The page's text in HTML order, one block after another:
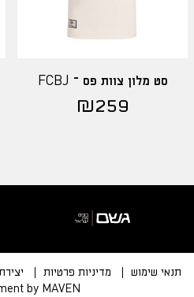
סט מלון צוות פס – FCBJ
₪259
תנאי שימוש מדיניות פרטיות
by MAVEN